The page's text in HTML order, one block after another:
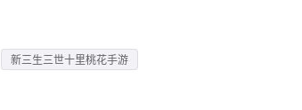
新三生三世十里桃花手游